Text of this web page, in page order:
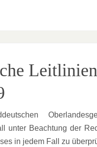
unter Beachtung der
in jedem Fall zu